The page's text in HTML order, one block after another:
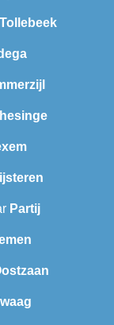
Tollebeek
Partij